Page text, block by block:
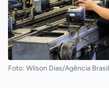
Foto: Wilson Dias/Agência Brasil